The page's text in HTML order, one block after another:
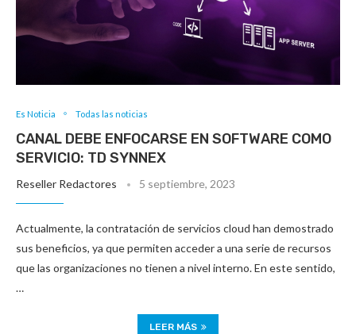
Es Noticia Todas las noticias
CANAL DEBE ENFOCARSE EN SOFTWARE COMO
SERVICIO: TD SYNNEX
Reseller Redactores 5 septiembre, 2023
Actualmente, la contratación de servicios cloud han demostrado
sus beneficios, ya que permiten acceder a una serie de recursos
que las organizaciones no tienen a nivel interno. En este sentido,
…
LEER MÁS